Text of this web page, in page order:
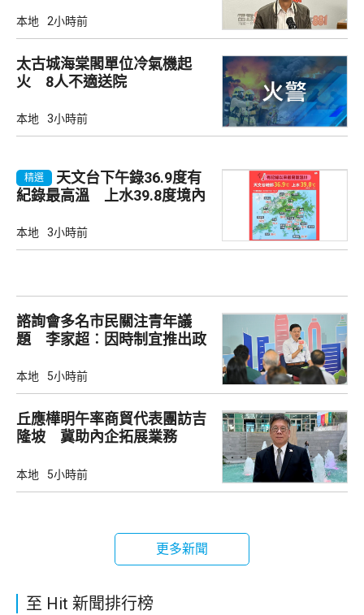
本地 2小時前
太古城海棠閣單位冷氣機起
火 8人不適送院
本地 3小時前
精選
天文台下午錄36.9度有
紀錄最高溫 上水39.8度境內
本地 3小時前
諮詢會多名市民關注青年議
題 李家超︰因時制宜推出政
本地 5小時前
丘應樺明午率商貿代表團訪吉
隆坡 冀助內企拓展業務
本地 5小時前
更多新聞
至 Hit 新聞排行榜